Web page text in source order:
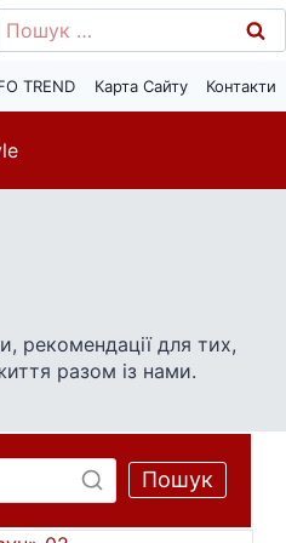
Пошук:
TREND Карта Сайту Контакти
рекомендації для тих,
разом із нами.
Пошук